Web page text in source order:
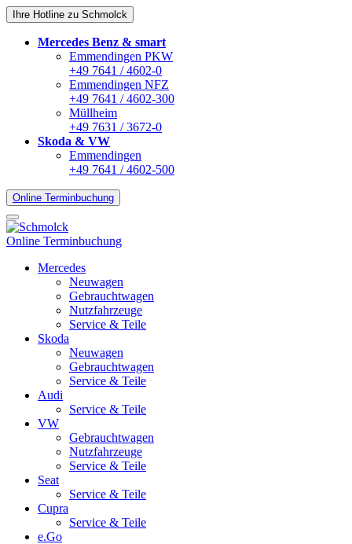
Ihre Hotline zu Schmolck
Mercedes Benz & smart
Emmendingen PKW
+49 7641 / 4602-0
Emmendingen NFZ
+49 7641 / 4602-300
Müllheim
+49 7631 / 3672-0
Skoda & VW
Emmendingen
+49 7641 / 4602-500
Online Terminbuchung
Online Terminbuchung
Mercedes
Neuwagen
Gebrauchtwagen
Nutzfahrzeuge
Service & Teile
Skoda
Neuwagen
Gebrauchtwagen
Service & Teile
Audi
Service & Teile
VW
Gebrauchtwagen
Nutzfahrzeuge
Service & Teile
Seat
Service & Teile
Cupra
Service & Teile
e.Go